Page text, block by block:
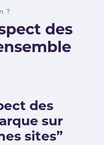
?
des
des
sur
sites”